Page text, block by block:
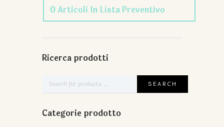
0Articoli In Lista Preventivo
Ricerca prodotti
Categorie prodotto